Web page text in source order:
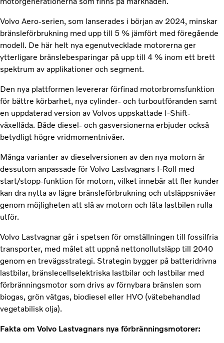
Volvo Aero-serien, som lanserades i början av 2024, minskar
bränsleförbrukning med upp till 5 % jämfört med föregående
modell. De här helt nya egenutvecklade motorerna ger
ytterligare bränslebesparingar på upp till 4 % inom ett brett
spektrum av applikationer och segment.
Den nya plattformen levererar förfinad motorbromsfunktion
för bättre körbarhet, nya cylinder- och turboutföranden samt
en uppdaterad version av Volvos uppskattade I-Shift-
växellåda. Både diesel- och gasversionerna erbjuder också
betydligt högre vridmomentnivåer.
Många varianter av dieselversionen av den nya motorn är
dessutom anpassade för Volvo Lastvagnars I-Roll med
start/stopp-funktion för motorn, vilket innebär att fler kunder
kan dra nytta av lägre bränsleförbrukning och utsläppsnivåer
genom möjligheten att slå av motorn och låta lastbilen rulla
utför.
Volvo Lastvagnar går i spetsen för omställningen till fossilfria
transporter, med målet att uppnå nettonollutsläpp till 2040
genom en trevägsstrategi. Strategin bygger på batteridrivna
lastbilar, bränslecellselektriska lastbilar och lastbilar med
förbränningsmotor som drivs av förnybara bränslen som
biogas, grön vätgas, biodiesel eller HVO (vätebehandlad
vegetabilisk olja).
Fakta om Volvo Lastvagnars nya förbränningsmotorer: